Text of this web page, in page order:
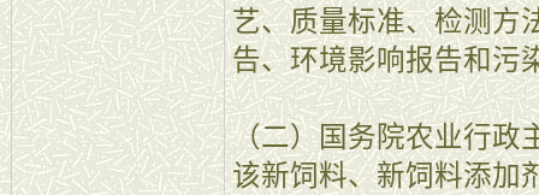
艺、质量标准、检测方
告、环境影响报告和污
（二）国务院农业行政
该新饲料、新饲料添加